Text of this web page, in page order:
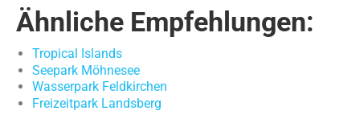
Ähnliche Empfehlungen:
Tropical Islands
Seepark Möhnesee
Wasserpark Feldkirchen
Freizeitpark Landsberg